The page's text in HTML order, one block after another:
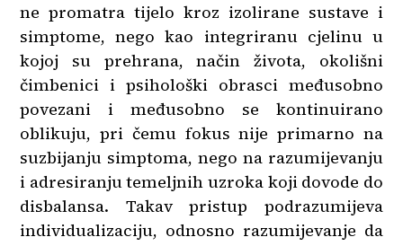
ne promatra tijelo kroz izolirane sustave i
simptome, nego kao integriranu cjelinu u
kojoj su prehrana, način života, okolišni
čimbenici i psihološki obrasci međusobno
povezani i međusobno se kontinuirano
oblikuju, pri čemu fokus nije primarno na
suzbijanju simptoma, nego na razumijevanju
i adresiranju temeljnih uzroka koji dovode do
disbalansa. Takav pristup podrazumijeva
individualizaciju, odnosno razumijevanje da